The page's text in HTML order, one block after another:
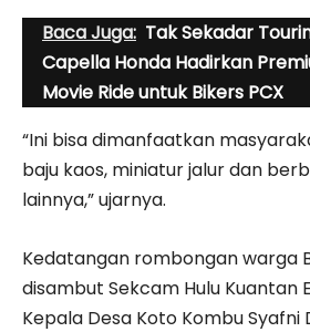
Baca Juga: Tak Sekadar
Capella Honda Hadirkan
Movie Ride untuk Bikers PCX
“Ini bisa dimanfaatkan
baju kaos, miniatur jalur dan
lainnya,” ujarnya.
Kedatangan rombongan warga
disambut Sekcam Hulu Kuantan
Kepala Desa Koto Kombu Syafni